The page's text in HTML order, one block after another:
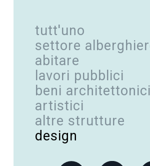
tutt'uno
settore
abitare
lavori pubblici
beni
artistici
altre strutture
design